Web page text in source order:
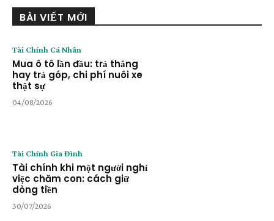
BÀI VIẾT MỚI
Tài Chính Cá Nhân
Mua ô tô lần đầu: trả thẳng
hay trả góp, chi phí nuôi xe
thật sự
04/08/2026
Tài Chính Gia Đình
Tài chính khi một người nghỉ
việc chăm con: cách giữ
dòng tiền
30/07/2026